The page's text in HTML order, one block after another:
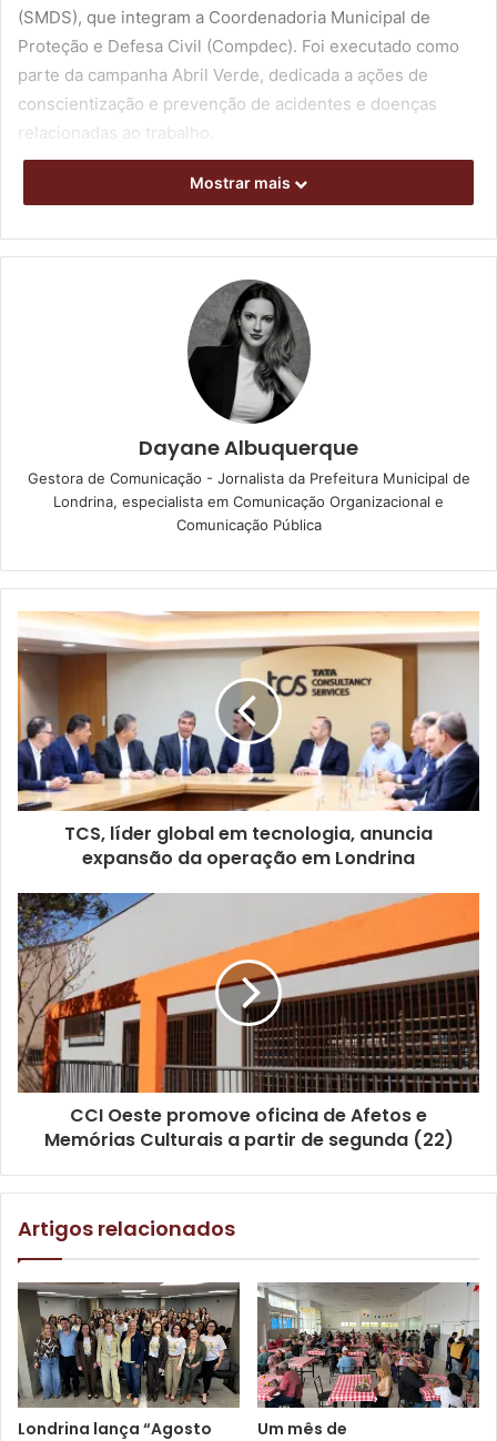
(SMDS), que integram a Coordenadoria Municipal de
Proteção e Defesa Civil (Compdec). Foi executado como
parte da campanha Abril Verde, dedicada a ações de
conscientização e prevenção de acidentes e doenças
relacionadas ao trabalho.
Fotos: SMRH / divulgação
vítimas de dentro de um caminhão, pois os servidores da
treinamento o mais próximo possível da realidade. “Dois
servidores da Secretaria de Recursos Humanos atuaram
como as vítimas e os guardas municipais fizeram o resgate
de dentro do caminhão, orientando qual a forma correta de
retirada das vítimas. O objetivo era assegurar que o estado
de saúde delas não fosse agravado por conta de
movimentos errados”, explicou a coordenadora de
Segurança no Trabalho da SMRH, Kelly Roberta de Lima.
Para dar mais veracidade ao simulado, o guarda municipal
Martins fez maquiagens que simularam ferimentos em
servidores da Secretaria de Recursos Humanos que
colaboraram com a ação. Também foram inseridos dois
caminhões no pátio da Prefeitura, para auxiliar na
atividade.
Foto: SMRH / divulgação
Mostrar mais
Dayane Albuquerque
Gestora de Comunicação - Jornalista da Prefeitura Municipal de
Londrina, especialista em Comunicação Organizacional e
Comunicação Pública
TCS, líder global em tecnologia, anuncia
expansão da operação em Londrina
CCI Oeste promove oficina de Afetos e
Memórias Culturais a partir de segunda (22)
Artigos relacionados
Londrina lança “Agosto
Um mês de